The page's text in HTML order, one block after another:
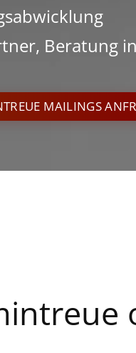
Beratung
MAILINGS